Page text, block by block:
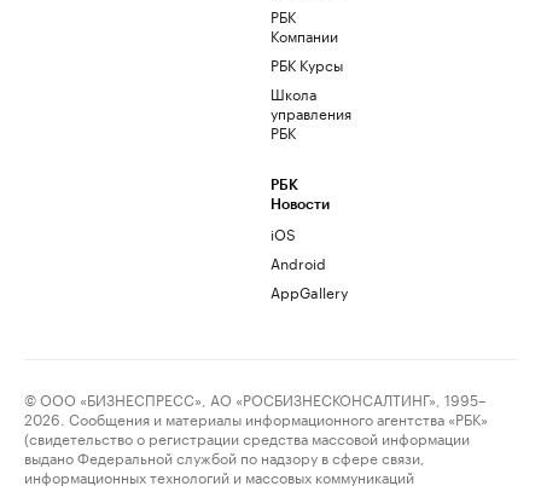
РБК
Компании
РБК Курсы
Школа
управления
РБК
РБК
Новости
iOS
Android
AppGallery
© ООО «БИЗНЕСПРЕСС», АО «РОСБИЗНЕСКОНСАЛТИНГ», 1995–
2026. Сообщения и материалы информационного агентства «РБК»
(свидетельство о регистрации средства массовой информации
выдано Федеральной службой по надзору в сфере связи,
информационных технологий и массовых коммуникаций